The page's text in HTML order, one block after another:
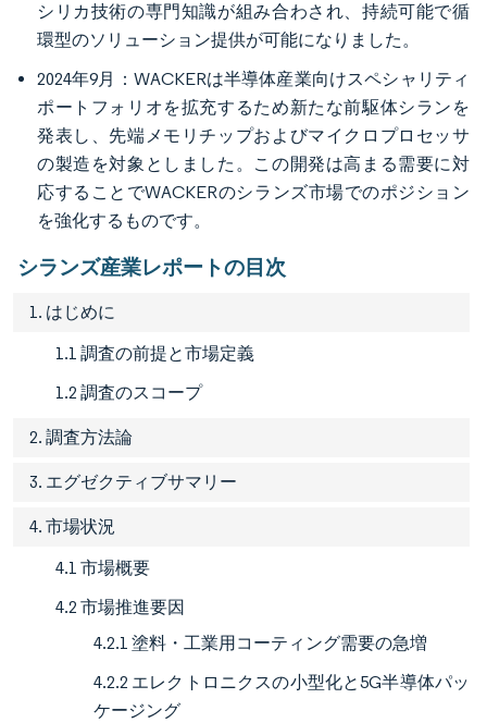
シリカ技術の専門知識が組み合わされ、持続可能で循
環型のソリューション提供が可能になりました。
2024年9月：WACKERは半導体産業向けスペシャリティ
ポートフォリオを拡充するため新たな前駆体シランを
発表し、先端メモリチップおよびマイクロプロセッサ
の製造を対象としました。この開発は高まる需要に対
応することでWACKERのシランズ市場でのポジション
を強化するものです。
シランズ産業レポートの目次
1. はじめに
1.1 調査の前提と市場定義
1.2 調査のスコープ
2. 調査方法論
3. エグゼクティブサマリー
4. 市場状況
4.1 市場概要
4.2 市場推進要因
4.2.1 塗料・工業用コーティング需要の急増
4.2.2 エレクトロニクスの小型化と5G半導体パッ
ケージング